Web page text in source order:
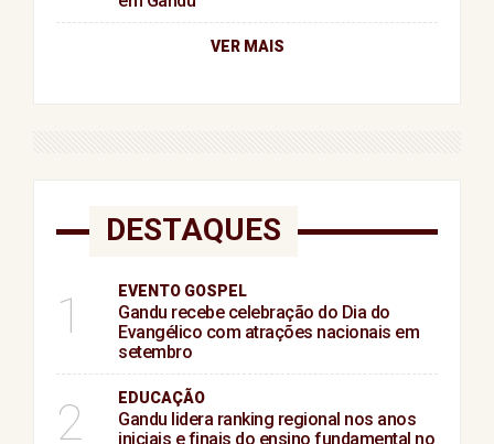
VER MAIS
DESTAQUES
1 EVENTO GOSPEL
Gandu recebe celebração do Dia do
Evangélico com atrações nacionais em
setembro
2 EDUCAÇÃO
Gandu lidera ranking regional nos anos
iniciais e finais do ensino fundamental no